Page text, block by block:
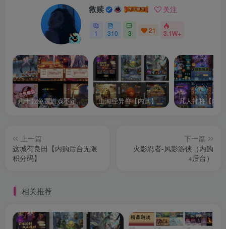
救赎 关注
1 310 3 21 3.1W+
几十款免费游戏不定时更新自行测试 山海经异兽【内购】 凡人神将【内
上一篇
这城有良田【内购后台无限
积分码】
下一篇
火影忍者-风影游侠（内购
+后台）
相关推荐